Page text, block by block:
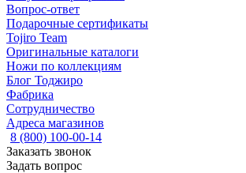
Вопрос-ответ
Подарочные сертификаты
Tojiro Team
Оригинальные каталоги
Ножи по коллекциям
Блог Тоджиро
Фабрика
Сотрудничество
Адреса магазинов
8 (800) 100-00-14
Заказать звонок
Задать вопрос